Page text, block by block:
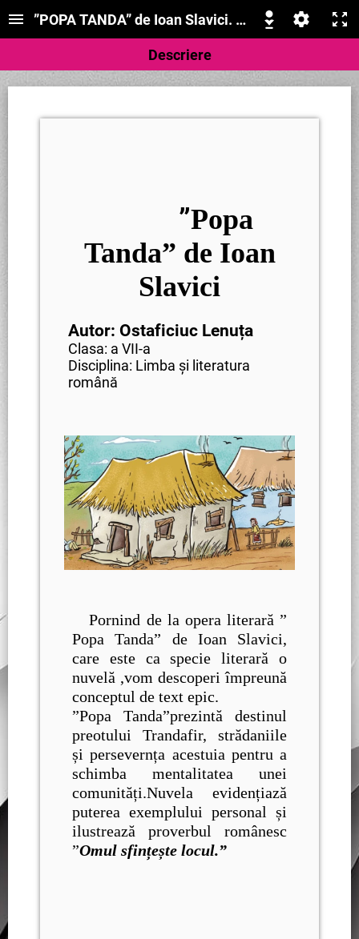
”POPA TANDA” de Ioan Slavici. STRUCTURA
Descriere
”Popa
Tanda” de Ioan
Slavici
Autor: Ostaficiuc Lenuța
Clasa: a VII-a
Disciplina: Limba și literatura
română
Pornind de la opera literară ”
Popa Tanda” de Ioan Slavici,
care este ca specie literară o
nuvelă ,vom descoperi împreună
conceptul de text epic.
”Popa Tanda”prezintă destinul
preotului Trandafir, strădaniile
și persevernța acestuia pentru a
schimba mentalitatea unei
comunități.Nuvela evidențiază
puterea exemplului personal și
ilustrează proverbul românesc
”Omul sfințește locul.”